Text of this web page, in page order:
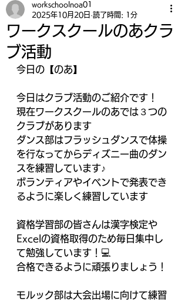
ワークスクールのあクラ
ブ活動
workschoolnoa01
2025年10月20日 読了時間: 1分
今日の【のあ】
今日はクラブ活動のご紹介です！
現在ワークスクールのあでは３つの
クラブがあります
ダンス部はフラッシュダンスで体操
を行なってからディズニー曲のダン
スを練習しています♪
ボランティアやイベントで発表でき
るように楽しく練習しています
資格学習部の皆さんは漢字検定や
Excelの資格取得のため毎日集中し
て勉強しています！💻
合格できるように頑張りましょう！
モルック部は大会出場に向けて練習